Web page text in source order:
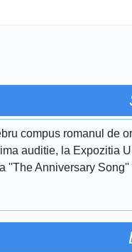
compus romanul de
auditie, la Expozitia
''The Anniversary